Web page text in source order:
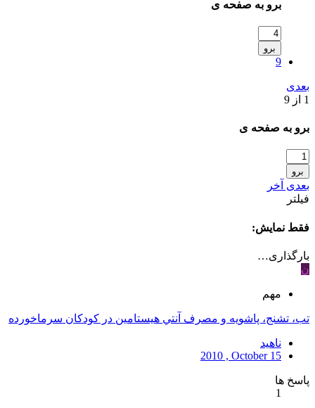
برو به صفحه ی
برو
9
بعدی
1 از 9
برو به صفحه ی
برو
بعدی آخر
فیلتر
فقط نمایش:
بارگذاری…
ن
مهم
تب، تشنج، پاشويه و مصرف آنتي هيستامين در کودکان سرماخورده
ناهید
2010 , October 15
پاسخ ها
1